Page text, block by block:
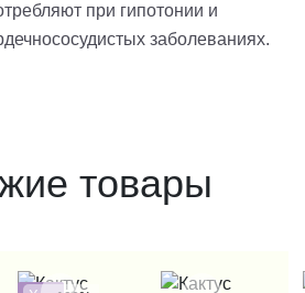
при гипотонии и
заболеваниях.
товары